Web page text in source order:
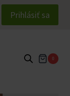
Prihlásiť sa
0